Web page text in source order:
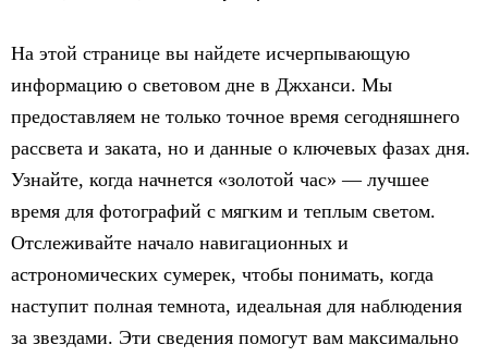
На этой странице вы найдете исчерпывающую
информацию о световом дне в Джханси. Мы
предоставляем не только точное время сегодняшнего
рассвета и заката, но и данные о ключевых фазах дня.
Узнайте, когда начнется «золотой час» — лучшее
время для фотографий с мягким и теплым светом.
Отслеживайте начало навигационных и
астрономических сумерек, чтобы понимать, когда
наступит полная темнота, идеальная для наблюдения
за звездами. Эти сведения помогут вам максимально